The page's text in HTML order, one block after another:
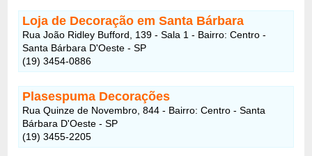
Loja de Decoração em Santa Bárbara
Rua João Ridley Bufford, 139 - Sala 1 - Bairro: Centro -
Santa Bárbara D'Oeste - SP
(19) 3454-0886
Plasespuma Decorações
Rua Quinze de Novembro, 844 - Bairro: Centro - Santa
Bárbara D'Oeste - SP
(19) 3455-2205